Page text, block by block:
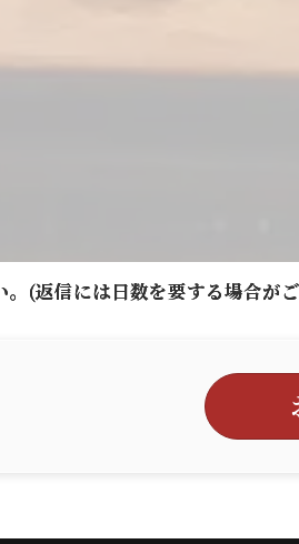
。(返信には日数を要する場合が